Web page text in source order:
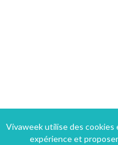
Vivaweek utilise des
expérience et